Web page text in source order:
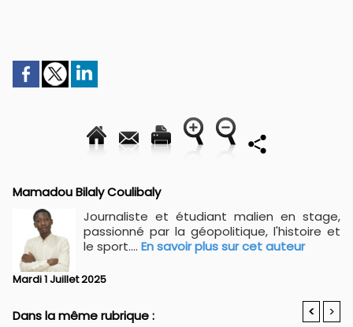
Mamadou Bilaly Coulibaly
Journaliste et étudiant malien en stage,
passionné par la géopolitique, l'histoire et
le sport.... En savoir plus sur cet auteur
Mardi 1 Juillet 2025
Dans la même rubrique : < >